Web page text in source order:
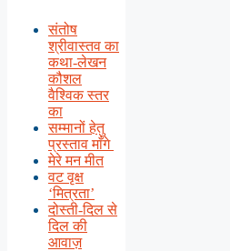
संतोष
श्रीवास्तव का
कथा-लेखन
कौशल
वैश्विक स्तर
का
सम्मानों हेतु
प्रस्ताव माँगे
मेरे मन मीत
वट वृक्ष
‘मित्रता’
दोस्ती-दिल से
दिल की
आवाज़